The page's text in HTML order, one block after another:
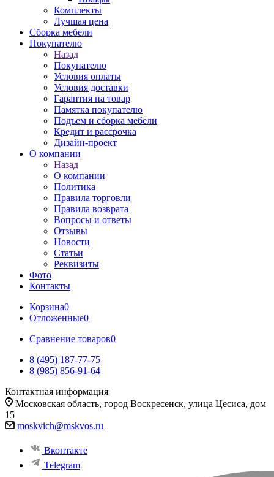
Комплекты
Лучшая цена
Сборка мебели
Покупателю
Назад
Покупателю
Условия оплаты
Условия доставки
Гарантия на товар
Памятка покупателю
Подъем и сборка мебели
Кредит и рассрочка
Дизайн-проект
О компании
Назад
О компании
Политика
Правила торговли
Правила возврата
Вопросы и ответы
Отзывы
Новости
Статьи
Реквизиты
Фото
Контакты
Корзина0
Отложенные0
Сравнение товаров0
8 (495) 187-77-75
8 (985) 856-91-64
Контактная информация
Московская область, город Воскресенск, улица Цесиса, дом
15
moskvich@mskvos.ru
Вконтакте
Telegram